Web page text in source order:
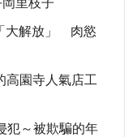
大解放」 肉慾
高園寺人氣店工
犯～被欺騙的年